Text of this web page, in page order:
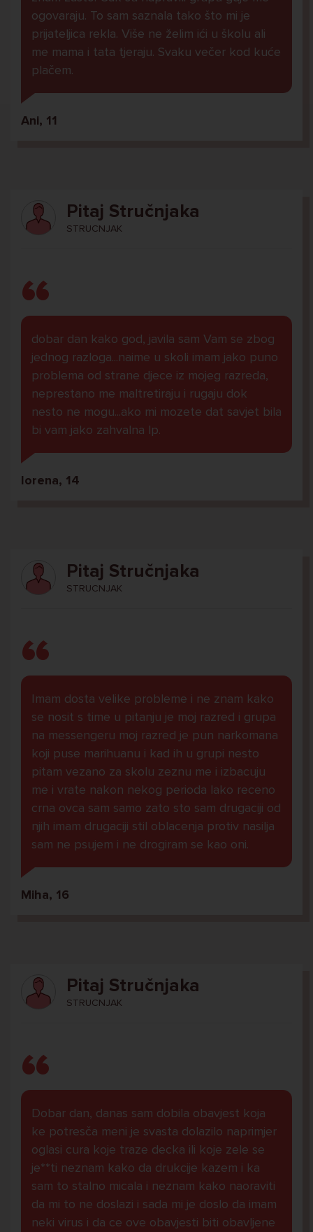
ogovaraju. To sam saznala tako što mi je
prijateljica rekla. Više ne želim ići u školu ali
me mama i tata tjeraju. Svaku večer kod kuće
plačem.
Ani, 11
Pitaj Stručnjaka
STRUCNJAK
dobar dan kako god, javila sam Vam se zbog
jednog razloga...naime u skoli imam jako puno
problema od strane djece iz mojeg razreda,
neprestano me maltretiraju i rugaju dok
nesto ne mogu...ako mi mozete dat savjet bila
bi vam jako zahvalna lp.
lorena, 14
Pitaj Stručnjaka
STRUCNJAK
Imam dosta velike probleme i ne znam kako
se nosit s time u pitanju je moj razred i grupa
na messengeru moj razred je pun narkomana
koji puse marihuanu i kad ih u grupi nesto
pitam vezano za skolu zeznu me i izbacuju
me i vrate nakon nekog perioda lako receno
crna ovca sam samo zato sto sam drugaciji od
njih imam drugaciji stil oblacenja protiv nasilja
sam ne psujem i ne drogiram se kao oni.
Miha, 16
Pitaj Stručnjaka
STRUCNJAK
Dobar dan, danas sam dobila obavjest koja
ke potresča meni je svasta dolazilo naprimjer
oglasi cura koje traze decka ili koje zele se
je**ti neznam kako da drukcije kazem i ka
sam to stalno micala i neznam kako naoraviti
da mi to ne doslazi i sada mi je doslo da imam
neki virus i da ce ove obavjesti biti obavljene